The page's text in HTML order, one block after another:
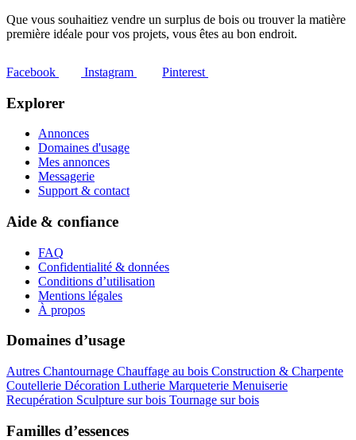
Que vous souhaitiez vendre un surplus de bois ou trouver la matière
première idéale pour vos projets, vous êtes au bon endroit.
Facebook Instagram Pinterest
Explorer
Annonces
Domaines d'usage
Mes annonces
Messagerie
Support & contact
Aide & confiance
FAQ
Confidentialité & données
Conditions d’utilisation
Mentions légales
À propos
Domaines d’usage
Autres Chantournage Chauffage au bois Construction & Charpente
Coutellerie Décoration Lutherie Marqueterie Menuiserie
Recupération Sculpture sur bois Tournage sur bois
Familles d’essences